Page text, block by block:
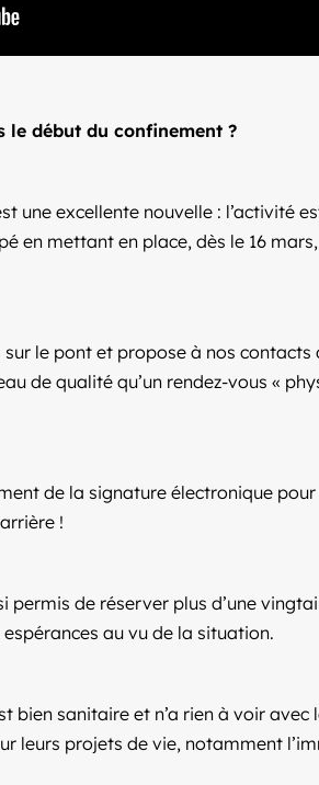
le début du confinement ?
une excellente nouvelle : l’activité
en mettant en place, dès le 16
le pont et propose à nos
de qualité qu’un rendez-vous «
de la signature électronique
!
permis de réserver plus d’une
au vu de la situation.
bien sanitaire et n’a rien à voir
leurs projets de vie, notamment